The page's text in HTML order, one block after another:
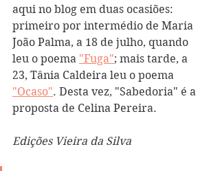
aqui no blog em duas ocasiões:
primeiro por intermédio de Maria
João Palma, a 18 de julho, quando
leu o poema "Fuga"; mais tarde, a
23, Tânia Caldeira leu o poema
"Ocaso". Desta vez, "Sabedoria" é a
proposta de Celina Pereira.
Edições Vieira da Silva